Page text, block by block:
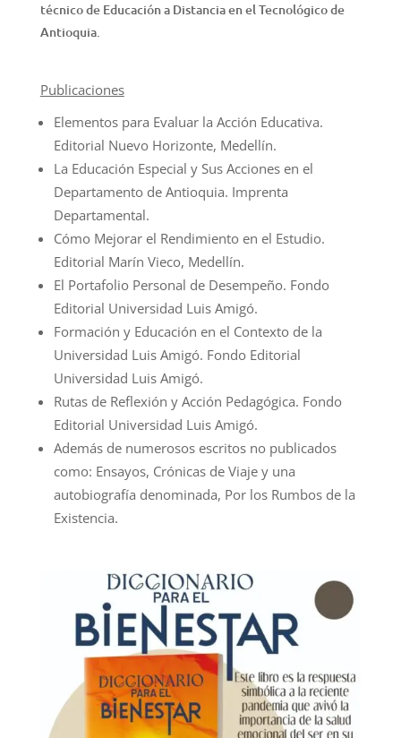
técnico de Educación a Distancia en el Tecnológico de
Antioquia.
Publicaciones
Elementos para Evaluar la Acción Educativa.
Editorial Nuevo Horizonte, Medellín.
La Educación Especial y Sus Acciones en el
Departamento de Antioquia. Imprenta
Departamental.
Cómo Mejorar el Rendimiento en el Estudio.
Editorial Marín Vieco, Medellín.
El Portafolio Personal de Desempeño. Fondo
Editorial Universidad Luis Amigó.
Formación y Educación en el Contexto de la
Universidad Luis Amigó. Fondo Editorial
Universidad Luis Amigó.
Rutas de Reflexión y Acción Pedagógica. Fondo
Editorial Universidad Luis Amigó.
Además de numerosos escritos no publicados
como: Ensayos, Crónicas de Viaje y una
autobiografía denominada, Por los Rumbos de la
Existencia.